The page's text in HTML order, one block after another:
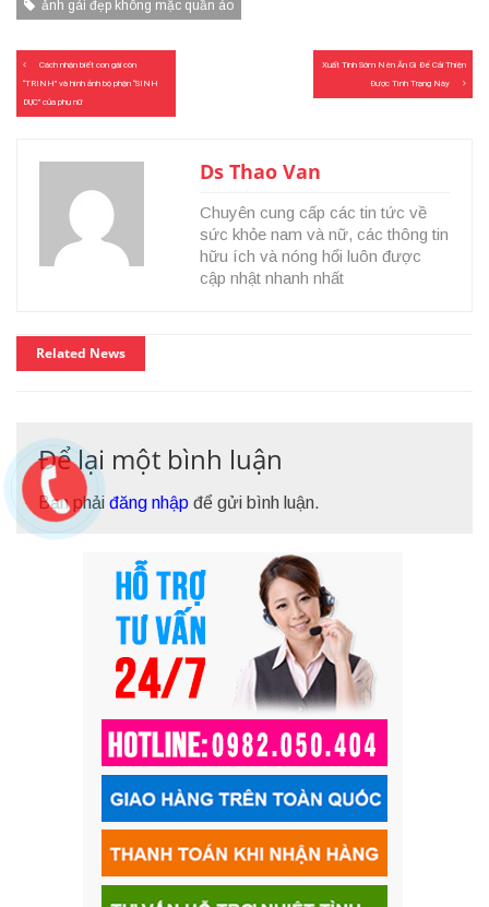
ảnh gái đẹp không mặc quần áo
Điều
hướng
bài
Cách nhận biết con gái còn
“TRINH” và hình ảnh bộ phận “SINH
DỤC” của phụ nữ
Xuất Tinh Sớm Nên Ăn Gì Để Cải Thiện
Được Tình Trạng Này
Ds Thao Van
Chuyên cung cấp các tin tức về
sức khỏe nam và nữ, các thông tin
hữu ích và nóng hổi luôn được
cập nhật nhanh nhất
Related News
Để lại một bình luận
Bạn phải đăng nhập để gửi bình luận.